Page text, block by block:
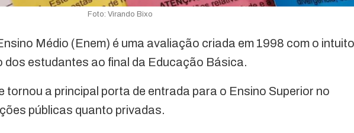
Foto: Virando Bixo
Médio (Enem) é uma avaliação criada em 1998 com o intuito
dos estudantes ao final da Educação Básica.
tornou a principal porta de entrada para o Ensino Superior no
públicas quanto privadas.